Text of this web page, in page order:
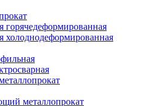
горячедеформированная
холоднодеформированная
металлопрокат